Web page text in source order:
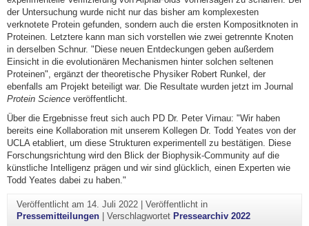
der Untersuchung wurde nicht nur das bisher am komplexesten
verknotete Protein gefunden, sondern auch die ersten Kompositknoten in
Proteinen. Letztere kann man sich vorstellen wie zwei getrennte Knoten
in derselben Schnur. "Diese neuen Entdeckungen geben außerdem
Einsicht in die evolutionären Mechanismen hinter solchen seltenen
Proteinen", ergänzt der theoretische Physiker Robert Runkel, der
ebenfalls am Projekt beteiligt war. Die Resultate wurden jetzt im Journal
Protein Science veröffentlicht.
Über die Ergebnisse freut sich auch PD Dr. Peter Virnau: "Wir haben
bereits eine Kollaboration mit unserem Kollegen Dr. Todd Yeates von der
UCLA etabliert, um diese Strukturen experimentell zu bestätigen. Diese
Forschungsrichtung wird den Blick der Biophysik-Community auf die
künstliche Intelligenz prägen und wir sind glücklich, einen Experten wie
Todd Yeates dabei zu haben."
Veröffentlicht am 14. Juli 2022| Veröffentlicht in
Pressemitteilungen| Verschlagwortet Pressearchiv 2022